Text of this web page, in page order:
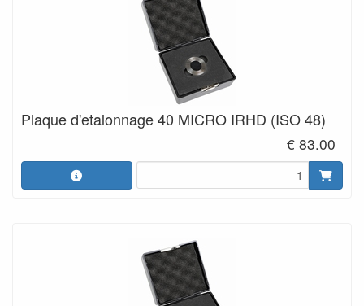
Plaque d'etalonnage 40 MICRO IRHD (ISO 48)
€ 83.00